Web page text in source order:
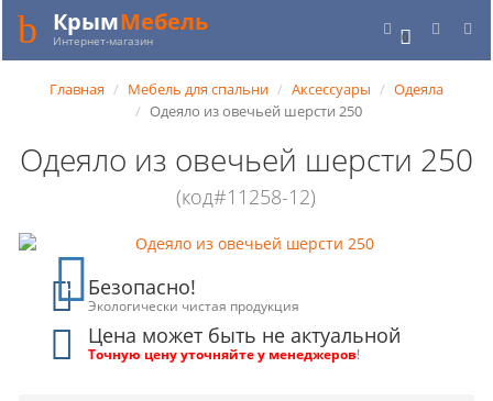
0
КрымМебель
Интернет-магазин
Главная Мебель для спальни Аксессуары
Одеяла
Одеяло из овечьей шерсти 250
Одеяло из овечьей шерсти 250
(код#11258-12)
Безопасно!
Экологически чистая продукция
Цена может быть не актуальной
Точную цену уточняйте у менеджеров!